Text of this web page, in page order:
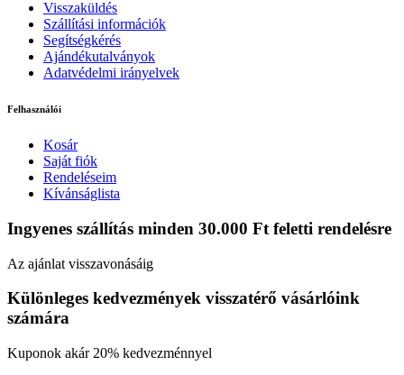
Visszaküldés
Szállítási információk
Segítségkérés
Ajándékutalványok
Adatvédelmi irányelvek
Felhasználói
Kosár
Saját fiók
Rendeléseim
Kívánságlista
Ingyenes szállítás minden 30.000 Ft feletti rendelésre
Az ajánlat visszavonásáig
Különleges kedvezmények visszatérő vásárlóink
számára
Kuponok akár 20% kedvezménnyel